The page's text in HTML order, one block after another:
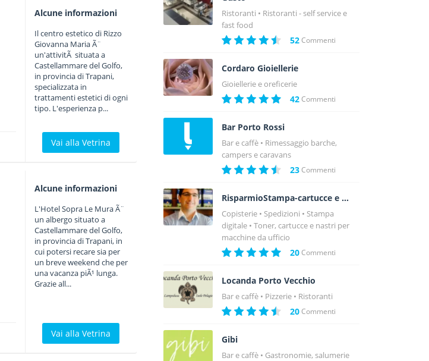
Alcune informazioni
Il centro estetico di Rizzo
Giovanna Maria Ã¨
un'attivitÃ situata a
Castellammare del Golfo,
in provincia di Trapani,
specializzata in
trattamenti estetici di ogni
tipo. L'esperienza p...
Vai alla Vetrina
Alcune informazioni
L'Hotel Sopra Le Mura Ã¨
un albergo situato a
Castellammare del Golfo,
in provincia di Trapani, in
cui potersi recare sia per
un breve weekend che per
una vacanza piÃ¹ lunga.
Grazie all...
Vai alla Vetrina
Ristoranti
Ristoranti - self service e
fast food
52Commenti
Cordaro Gioiellerie
Gioiellerie e oreficerie
42Commenti
Bar Porto Rossi
Bar e caffè
Rimessaggio barche,
campers e caravans
23Commenti
RisparmioStampa-cartucce e toner Villabate (PA)
Copisterie Spedizioni
Stampa
digitale
Toner, cartucce e nastri per
macchine da ufficio
20Commenti
Locanda Porto Vecchio
Bar e caffè Pizzerie Ristoranti
20Commenti
Gibi
Bar e caffè
Gastronomie, salumerie